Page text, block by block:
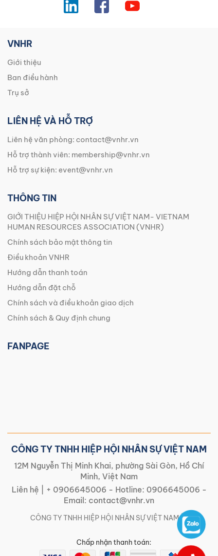
VNHR
Giới thiệu
Ban điều hành
Trụ sở
LIÊN HỆ VÀ HỖ TRỢ
Liên hệ văn phòng: contact@vnhr.vn
Hỗ trợ thành viên: membership@vnhr.vn
Hỗ trợ sự kiện: event@vnhr.vn
THÔNG TIN
GIỚI THIỆU HIỆP HỘI NHÂN SỰ VIỆT NAM- VIETNAM
HUMAN RESOURCES ASSOCIATION (VNHR)
Chính sách bảo mật thông tin
Điều khoản VNHR
Hướng dẫn thanh toán
Hướng dẫn đặt chỗ
Chính sách và điều khoản giao dịch
Chính sách & Quy định chung
FANPAGE
CÔNG TY TNHH HIỆP HỘI NHÂN SỰ VIỆT NAM
12M Nguyễn Thị Minh Khai, phường Sài Gòn, Hồ Chí
Minh, Việt Nam
Liên hệ |
+ 0906645006 - Hotline: 0906645006 -
Email: contact@vnhr.vn
CÔNG TY TNHH HIỆP HỘI NHÂN SỰ VIỆT NAM | |
Chấp nhận thanh toán: